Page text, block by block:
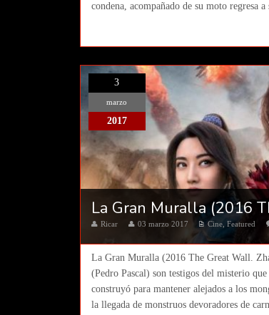
condena, acompañado de su moto regresa
3
marzo
2017
La Gran Muralla (2016
Ricar 03 marzo 2017 Cine,Featured
La Gran Muralla (2016 The Great Wall.
(Pedro Pascal) son testigos del misterio
construyó para mantener alejados a los
la llegada de monstruos devoradores de